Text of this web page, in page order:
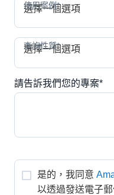
使用案例*
選擇一個選項
查詢性質*
選擇一個選項
請告訴我們您的專案*
是的，我同意
以透過發送電子